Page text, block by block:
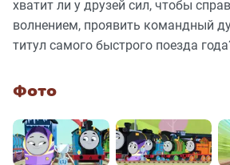
хватит ли у друзей сил, чтобы
волнением, проявить командный
титул самого быстрого поезда
Фото